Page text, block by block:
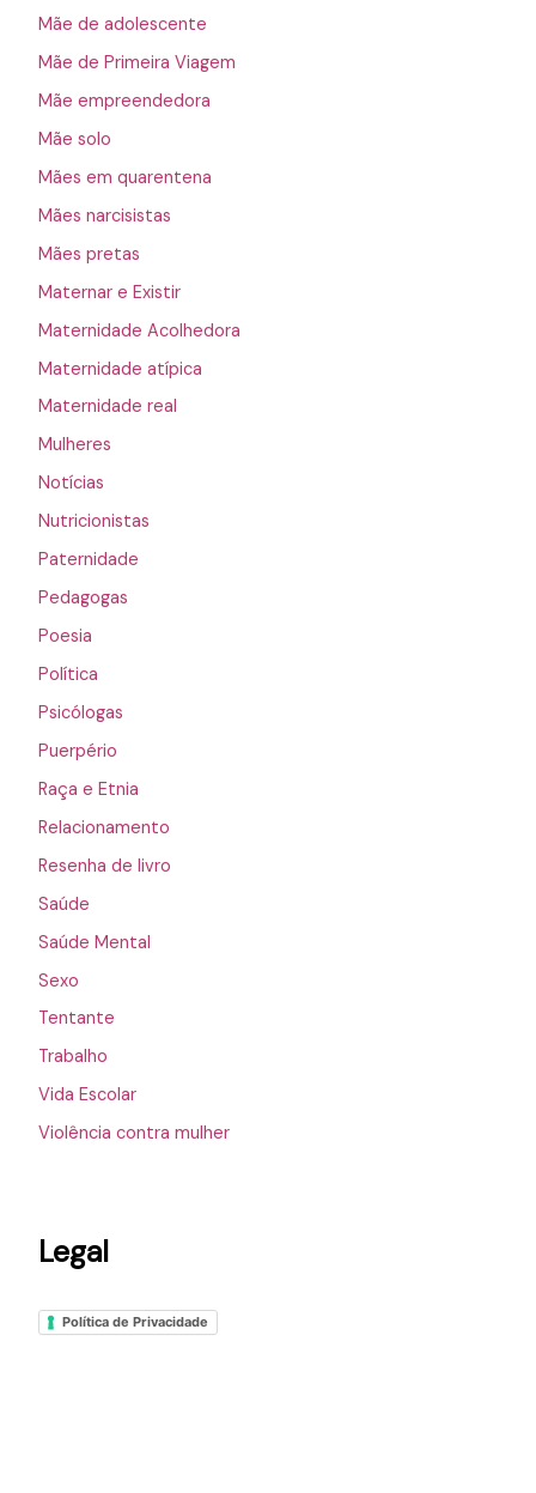
Mãe de adolescente
Mãe de Primeira Viagem
Mãe empreendedora
Mãe solo
Mães em quarentena
Mães narcisistas
Mães pretas
Maternar e Existir
Maternidade Acolhedora
Maternidade atípica
Maternidade real
Mulheres
Notícias
Nutricionistas
Paternidade
Pedagogas
Poesia
Política
Psicólogas
Puerpério
Raça e Etnia
Relacionamento
Resenha de livro
Saúde
Saúde Mental
Sexo
Tentante
Trabalho
Vida Escolar
Violência contra mulher
Legal
Política de Privacidade